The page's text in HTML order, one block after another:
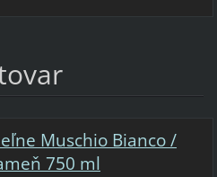
Muschio Bianco /
750 ml